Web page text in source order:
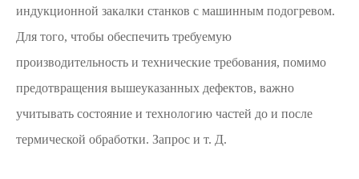
индукционной закалки станков с машинным подогревом.
Для того, чтобы обеспечить требуемую
производительность и технические требования, помимо
предотвращения вышеуказанных дефектов, важно
учитывать состояние и технологию частей до и после
термической обработки. Запрос и т. Д.